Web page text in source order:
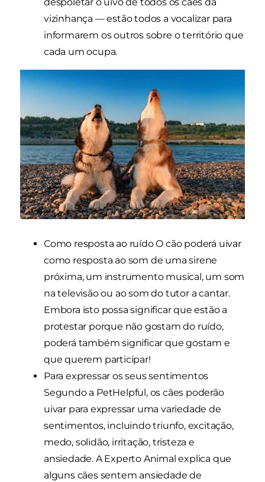
vizinhança — estão todos a vocalizar para
informarem os outros sobre o território que
cada um ocupa.
Como resposta ao ruído O cão poderá uivar
como resposta ao som de uma sirene
próxima, um instrumento musical, um som
na televisão ou ao som do tutor a cantar.
Embora isto possa significar que estão a
protestar porque não gostam do ruído,
poderá também significar que gostam e
que querem participar!
Para expressar os seus sentimentos
Segundo a PetHelpful, os cães poderão
uivar para expressar uma variedade de
sentimentos, incluindo triunfo, excitação,
medo, solidão, irritação, tristeza e
ansiedade. A Experto Animal explica que
alguns cães sentem ansiedade de